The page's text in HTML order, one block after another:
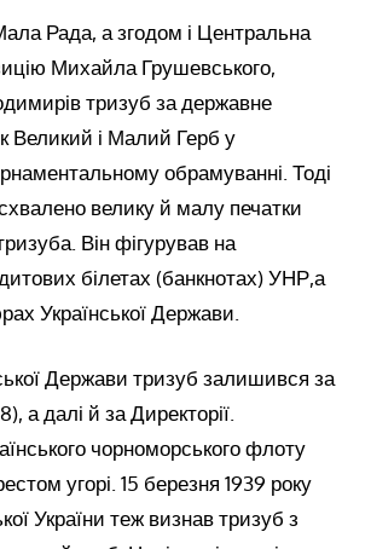
Рада, а згодом і Центральна
Михайла Грушевського,
тризуб за державне
Великий і Малий Герб у
обрамуванні. Тоді
велику й малу печатки
Він фігурував на
білетах (банкнотах) УНР,а
Української Держави.
Держави тризуб залишився за
а далі й за Директорії.
чорноморського флоту
угорі. 15 березня 1939 року
України теж визнав тризуб з